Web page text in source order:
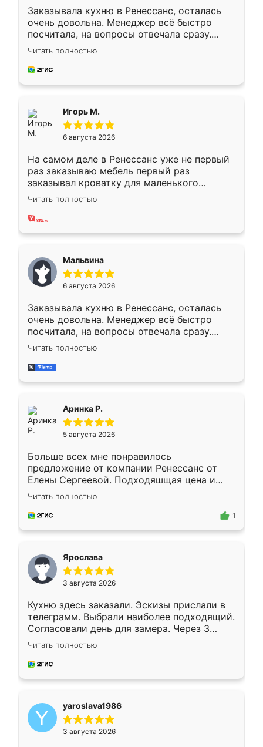
Заказывала кухню в Ренессанс, осталась
очень довольна. Менеджер всё быстро
посчитала, на вопросы отвечала сразу.
Замерщик приехал в субботу, подошёл к
делу со всей ответственностью. Собрали
за день, ребята работали аккуратно, даже
Читать полностью
Игорь М.
6 августа 2026
На самом деле в Ренессанс уже не первый
раз заказываю мебель первый раз
заказывал кроватку для маленького
ребёнка при его рождении ,во второй раз
заказал шкаф-купе. По качеству очень
хорошее сборка достаточно быстрая,
меньше, здесь же он более разнообразный.
Мне нравится ,если что-то потребуется из
мебели буду заказывать только здесь.
Читать полностью
Мальвина
6 августа 2026
Заказывала кухню в Ренессанс, осталась
очень довольна. Менеджер всё быстро
посчитала, на вопросы отвечала сразу.
Замерщик приехал в субботу, подошёл к
делу со всей ответственностью. Собрали
за день, ребята работали аккуратно, даже
Читать полностью
Аринка Р.
5 августа 2026
Больше всех мне понравилось
предложение от компании Ренессанс от
Елены Сергеевой. Подходяшщая цена и
короткие сроки изготовления. Приехавший
для замера сотрудник Владислав
предложил по моему эскизу самый
Читать полностью
1
Ярослава
3 августа 2026
Кухню здесь заказали. Эскизы прислали в
телеграмм. Выбрали наиболее подходящий.
Согласовали день для замера. Через 3
недели кухня была уже готова. Остались
довольны работой. Спасибо Ренессанс
мебель за качественную работу!
Читать полностью
yaroslava1986
3 августа 2026